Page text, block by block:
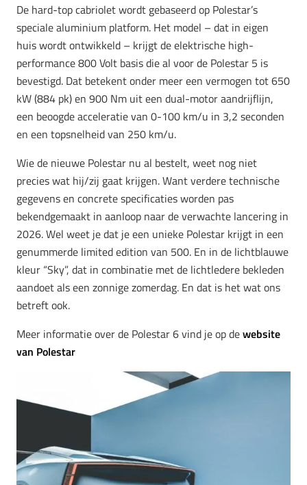
De hard-top cabriolet wordt gebaseerd op Polestar’s
speciale aluminium platform. Het model – dat in eigen
huis wordt ontwikkeld – krijgt de elektrische high-
performance 800 Volt basis die al voor de Polestar 5 is
bevestigd. Dat betekent onder meer een vermogen tot 650
kW (884 pk) en 900 Nm uit een dual-motor aandrijflijn,
een beoogde acceleratie van 0-100 km/u in 3,2 seconden
en een topsnelheid van 250 km/u.
Wie de nieuwe Polestar nu al bestelt, weet nog niet
precies wat hij/zij gaat krijgen. Want verdere technische
gegevens en concrete specificaties worden pas
bekendgemaakt in aanloop naar de verwachte lancering in
2026. Wel weet je dat je een unieke Polestar krijgt in een
genummerde limited edition van 500. En in de lichtblauwe
kleur “Sky”, dat in combinatie met de lichtledere bekleden
aandoet als een zonnige zomerdag. En dat is het wat ons
betreft ook.
Meer informatie over de Polestar 6 vind je op dewebsite
van Polestar